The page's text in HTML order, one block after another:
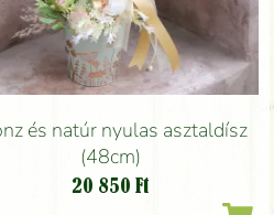
és natúr nyulas asztaldísz
(48cm)
20 850 Ft